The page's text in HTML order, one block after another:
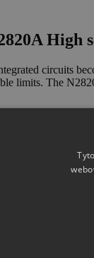
High
circuits
limits. The
can
without having
to two